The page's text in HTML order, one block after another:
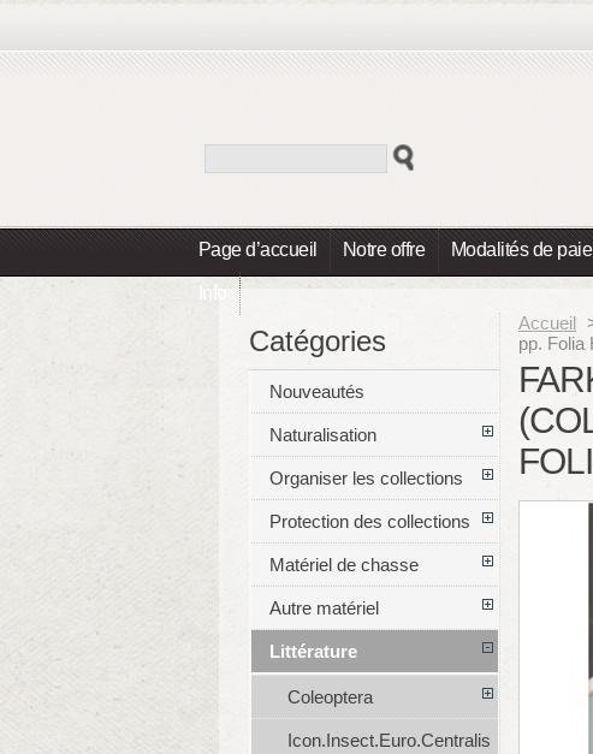
Page d’accueil Notre offre Modalités de
Info
Accueil
pp. Folia
Catégories
Nouveautés
Naturalisation
Organiser les collections
Protection des collections
Matériel de chasse
Autre matériel
Littérature
Coleoptera
Icon.Insect.Euro.Centralis